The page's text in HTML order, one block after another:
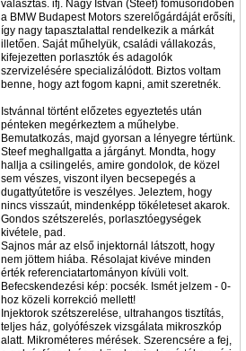
választás. ifj. Nagy István (Steef) főműsoridőben
a BMW Budapest Motors szerelőgárdáját erősíti,
így nagy tapasztalattal rendelkezik a márkát
illetően. Saját műhelyük, családi vállakozás,
kifejezetten porlasztók és adagolók
szervizelésére specializálódott. Biztos voltam
benne, hogy azt fogom kapni, amit szeretnék.
Istvánnal történt előzetes egyeztetés után
pénteken megérkeztem a műhelybe.
Bemutatkozás, majd gyorsan a lényegre tértünk.
Steef meghallgatta a járgányt. Mondta, hogy
hallja a csilingelés, amire gondolok, de közel
sem vészes, viszont ilyen becsepegés a
dugattyútetőre is veszélyes. Jeleztem, hogy
nincs visszaút, mindenképp tökéleteset akarok.
Gondos szétszerelés, porlasztóegységek
kivétele, pad.
Sajnos már az első injektornál látszott, hogy
nem jöttem hiába. Résolajat kivéve minden
érték referenciatartományon kívüli volt.
Befecskendezési kép: pocsék. Ismét jelzem - 0-
hoz közeli korrekció mellett!
Injektorok szétszerelése, ultrahangos tisztítás,
teljes ház, golyófészek vizsgálata mikroszkóp
alatt. Mikrométeres mérések. Szerencsére a fej,